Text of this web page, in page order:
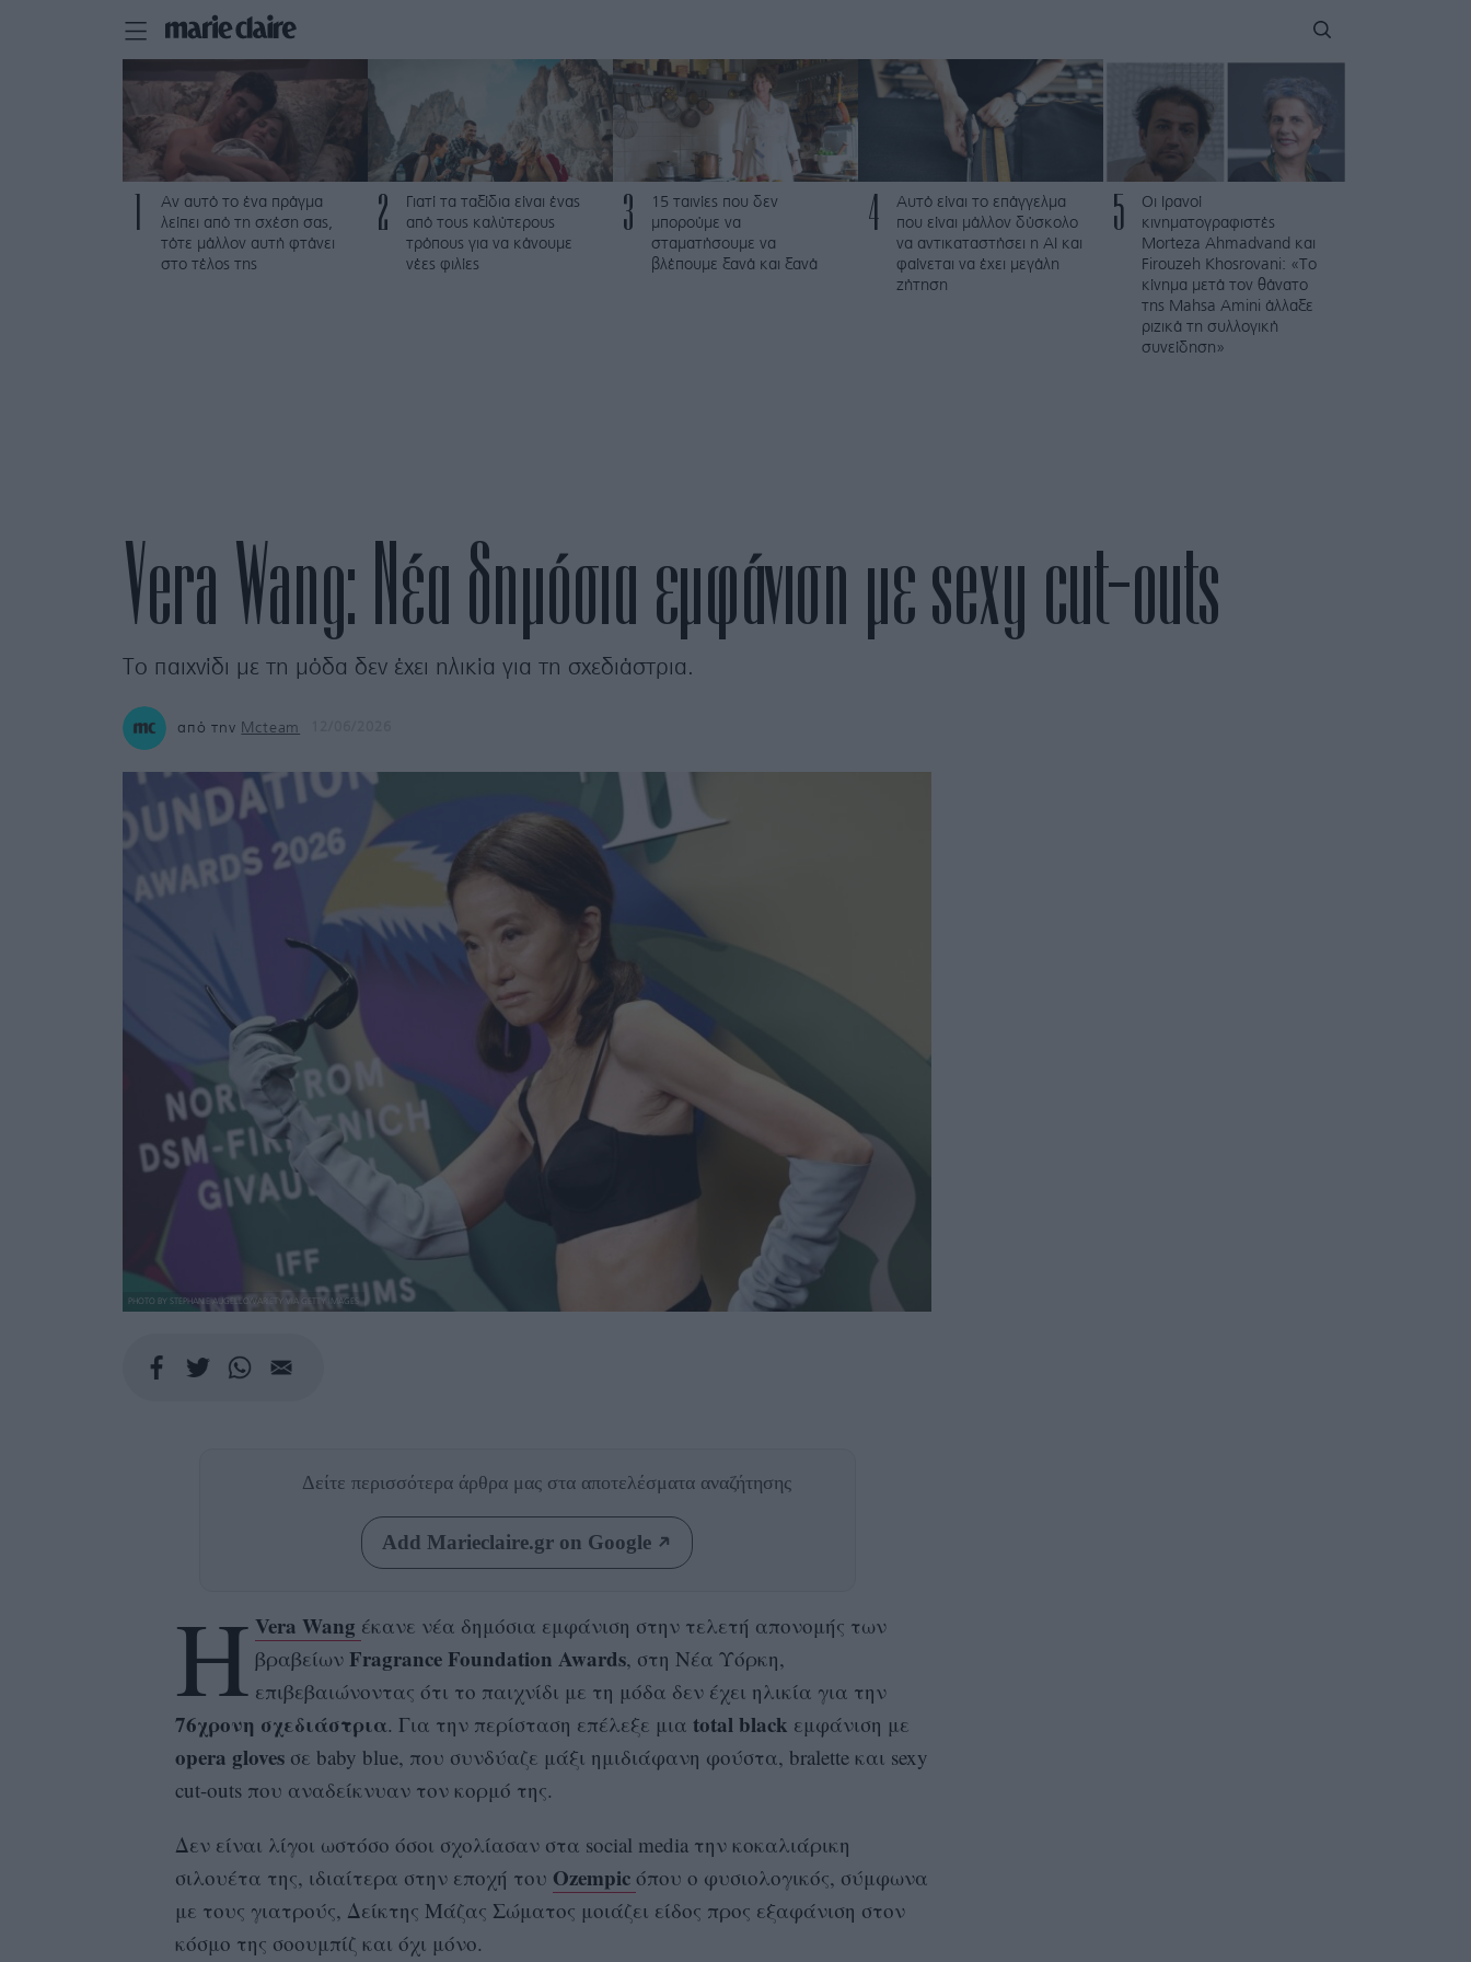
Αν αυτό το ένα πράγμα
λείπει από τη σχέση σας,
τότε μάλλον αυτή φτάνει
στο τέλος της
2
Γιατί τα ταξίδια είναι ένας
από τους καλύτερους
τρόπους για να κάνουμε
νέες φιλίες
3
15 ταινίες που δεν
μπορούμε να
σταματήσουμε να
βλέπουμε ξανά και ξανά
4
Αυτό είναι το επάγγελμα
που είναι μάλλον δύσκολο
να αντικαταστήσει η AI και
φαίνεται να έχει μεγάλη
ζήτηση
5
Οι Ιρανοί
κινηματογραφιστές
Morteza Ahmadvand και
Firouzeh Khosrovani: «Το
κίνημα μετά τον θάνατο
της Mahsa Amini άλλαξε
ριζικά τη συλλογική
συνείδηση»
Vera Wang: Νέα δημόσια εμφάνιση με sexy cut-outs
Το παιχνίδι με τη μόδα δεν έχει ηλικία για τη σχεδιάστρια.
από την Mcteam
PHOTO BY STEPHANIE AUGELLO/VARIETY VIA GETTY IMAGES
Δείτε περισσότερα άρθρα μας στα αποτελέσματα αναζήτησης
Add Marieclaire.gr on Google
Η Vera Wang έκανε νέα δημόσια εμφάνιση στην τελετή απονομής των
βραβείωνFragrance Foundation Awards, στη Νέα Υόρκη,
επιβεβαιώνοντας ότι το παιχνίδι με τη μόδα δεν έχει ηλικία για την
76χρονη σχεδιάστρια. Για την περίσταση επέλεξε μια total black εμφάνιση με
opera glovesσε baby blue, που συνδύαζε μάξι ημιδιάφανη φούστα, bralette και sexy
cut-outs που αναδείκνυαν τον κορμό της.
Δεν είναι λίγοι ωστόσο όσοι σχολίασαν στα social media την κοκαλιάρικη
σιλουέτα της, ιδιαίτερα στην εποχή του Ozempic όπου ο φυσιολογικός, σύμφωνα
με τους γιατρούς, Δείκτης Μάζας Σώματος μοιάζει είδος προς εξαφάνιση στον
κόσμο της σοουμπίζ και όχι μόνο.